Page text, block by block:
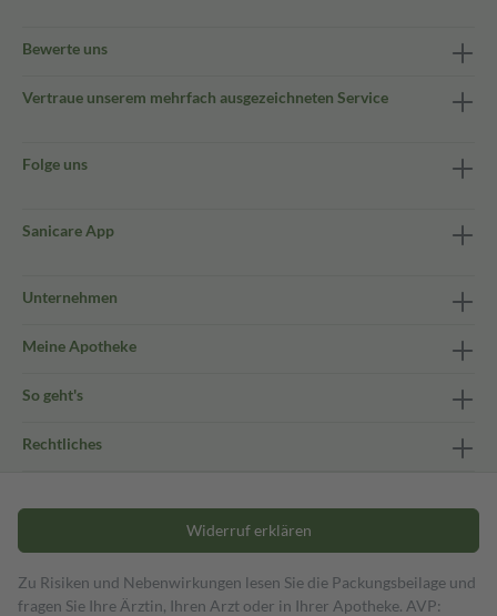
Bewerte uns
Vertraue unserem mehrfach ausgezeichneten Service
Folge uns
Sanicare App
Unternehmen
Meine Apotheke
So geht's
Rechtliches
Widerruf erklären
Zu Risiken und Nebenwirkungen lesen Sie die Packungsbeilage und
fragen Sie Ihre Ärztin, Ihren Arzt oder in Ihrer Apotheke. AVP: